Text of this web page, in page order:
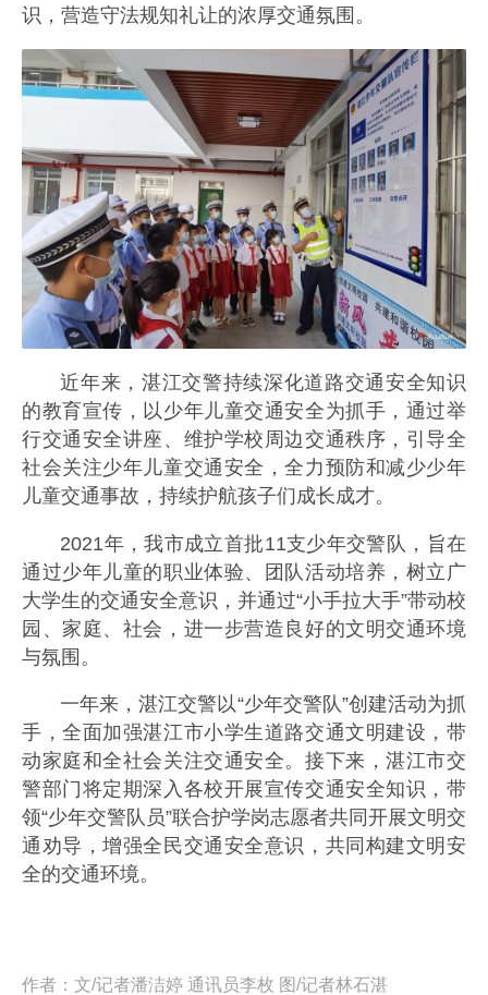
识，营造守法规知礼让的浓厚交通氛围。
近年来，湛江交警持续深化道路交通安全知识
的教育宣传，以少年儿童交通安全为抓手，通过举
行交通安全讲座、维护学校周边交通秩序，引导全
社会关注少年儿童交通安全，全力预防和减少少年
儿童交通事故，持续护航孩子们成长成才。
2021年，我市成立首批11支少年交警队，旨在
通过少年儿童的职业体验、团队活动培养，树立广
大学生的交通安全意识，并通过“小手拉大手”带动校
园、家庭、社会，进一步营造良好的文明交通环境
与氛围。
一年来，湛江交警以“少年交警队”创建活动为抓
手，全面加强湛江市小学生道路交通文明建设，带
动家庭和全社会关注交通安全。接下来，湛江市交
警部门将定期深入各校开展宣传交通安全知识，带
领“少年交警队员”联合护学岗志愿者共同开展文明交
通劝导，增强全民交通安全意识，共同构建文明安
全的交通环境。
作者： 文/记者潘洁婷 通讯员李枚 图/记者林石湛